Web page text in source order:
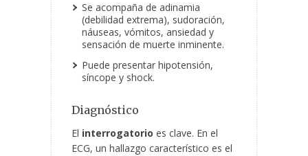
Se acompaña de adinamia
(debilidad extrema), sudoración,
náuseas, vómitos, ansiedad y
sensación de muerte inminente.
Puede presentar hipotensión,
síncope y shock.
Diagnóstico
El interrogatorio es clave. En el
ECG, un hallazgo característico es el